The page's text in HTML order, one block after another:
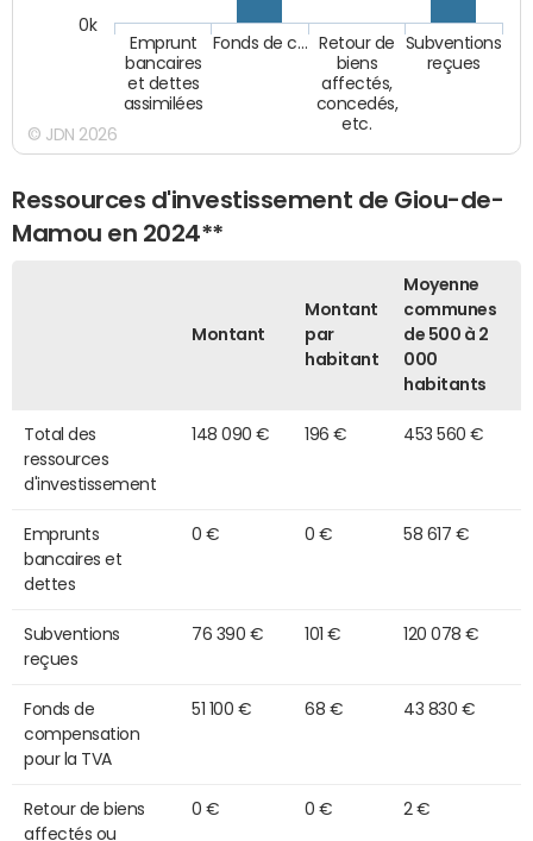
Emprunt
bancaires
et dettes
assimilées
Fonds de c…
Retour de
biens
affectés,
concedés,
etc.
Subventions
reçues
0k
© JDN 2026
Ressources d'investissement de Giou-de-
Mamou en 2024**
Montant
Montant
par
habitant
Moyenne
communes
de 500 à 2
000
habitants
Total des
ressources
d'investissement
148 090 € 196 € 453 560 €
Emprunts
bancaires et
dettes
0 € 0 € 58 617 €
Subventions
reçues
76 390 € 101 € 120 078 €
Fonds de
compensation
pour la TVA
51 100 € 68 € 43 830 €
Retour de biens
affectés ou
0 € 0 € 2 €